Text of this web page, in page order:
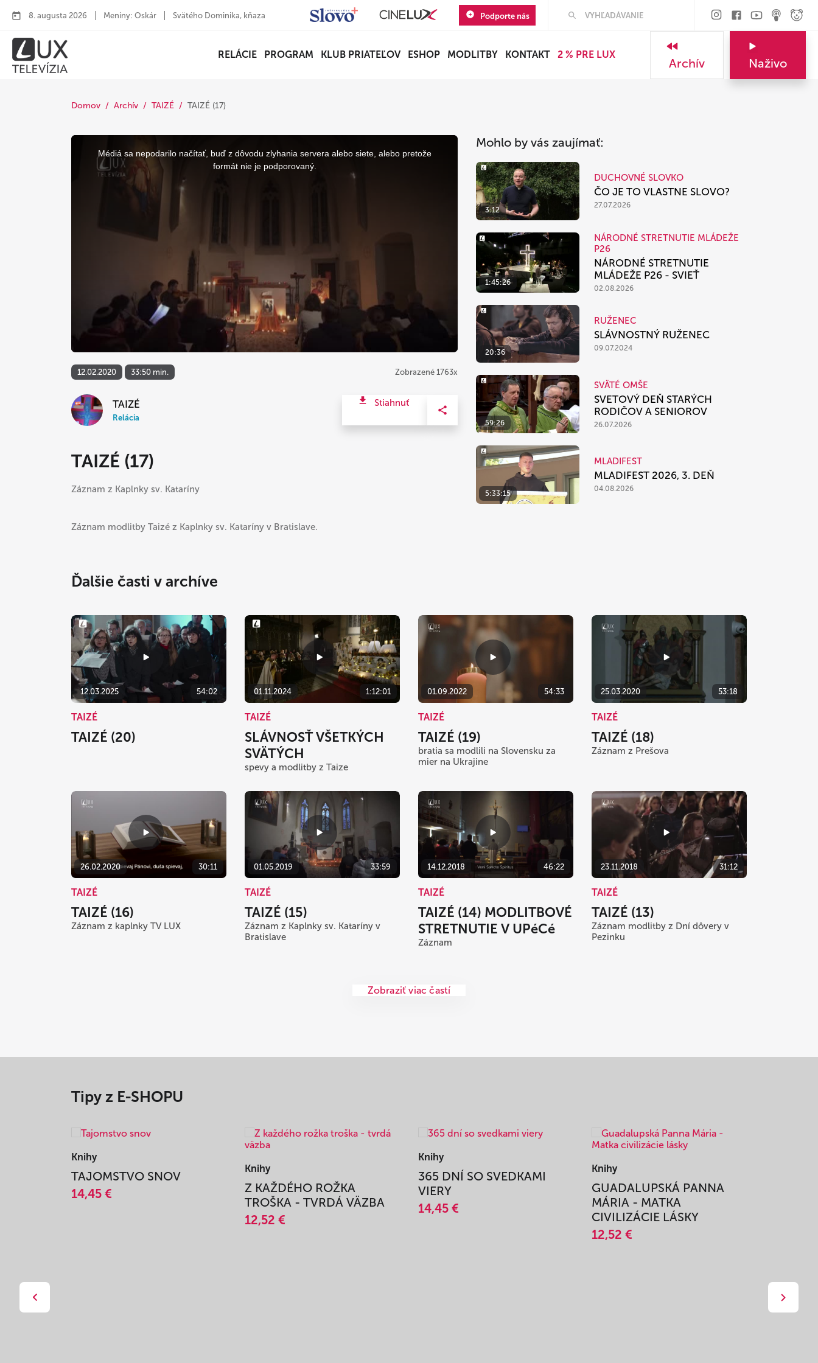
8. augusta 2026 Meniny: Oskár Svätého Dominika, kňaza Podporte nás
RELÁCIE PROGRAM KLUB PRIATEĽOV ESHOP MODLITBY KONTAKT 2 % PRE LUX
Archív Naživo
Domov Archív TAIZÉ TAIZÉ (17)
This
Médiá sa nepodarilo načítať, buď z dôvodu zlyhania servera alebo siete, alebo pretože
formát nie je podporovaný.
12.02.2020 33:50 min. Zobrazené 1763x
TAIZÉ
Relácia
Stiahnuť
TAIZÉ (17)
Záznam z Kaplnky sv. Kataríny
Záznam modlitby Taizé z Kaplnky sv. Kataríny v Bratislave.
Mohlo by vás zaujímať:
3:12
DUCHOVNÉ SLOVKO
ČO JE TO VLASTNE SLOVO?
27.07.2026
1:45:26
NÁRODNÉ STRETNUTIE MLÁDEŽE
P26
NÁRODNÉ STRETNUTIE
MLÁDEŽE P26 - SVIEŤ
02.08.2026
20:36
RUŽENEC
SLÁVNOSTNÝ RUŽENEC
09.07.2024
59:26
SVÄTÉ OMŠE
SVETOVÝ DEŇ STARÝCH
RODIČOV A SENIOROV
26.07.2026
5:33:15
MLADIFEST
MLADIFEST 2026, 3. DEŇ
04.08.2026
Ďalšie časti v archíve
12.03.2025 54:02
TAIZÉ
TAIZÉ (20)
01.11.2024 1:12:01
TAIZÉ
SLÁVNOSŤ VŠETKÝCH
SVÄTÝCH
spevy a modlitby z Taize
01.09.2022 54:33
TAIZÉ
TAIZÉ (19)
bratia sa modlili na Slovensku za
mier na Ukrajine
25.03.2020 53:18
TAIZÉ
TAIZÉ (18)
Záznam z Prešova
26.02.2020 30:11
TAIZÉ
TAIZÉ (16)
Záznam z kaplnky TV LUX
01.05.2019 33:59
TAIZÉ
TAIZÉ (15)
Záznam z Kaplnky sv. Kataríny v
Bratislave
14.12.2018 46:22
TAIZÉ
TAIZÉ (14) MODLITBOVÉ
STRETNUTIE V UPéCé
Záznam
23.11.2018 31:12
TAIZÉ
TAIZÉ (13)
Záznam modlitby z Dní dôvery v
Pezinku
Zobraziť viac častí
Tipy z E-SHOPU
Knihy
TAJOMSTVO SNOV
14,45 €
Knihy
Z KAŽDÉHO ROŽKA
TROŠKA - TVRDÁ VÄZBA
12,52 €
Knihy
365 DNÍ SO SVEDKAMI
VIERY
14,45 €
Knihy
GUADALUPSKÁ PANNA
MÁRIA - MATKA
CIVILIZÁCIE LÁSKY
12,52 €